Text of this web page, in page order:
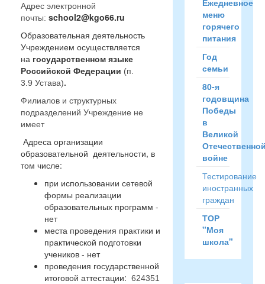
Адрес электронной
почты: school2@kgo66.ru
Образовательная деятельность
Учреждением осуществляется
на государственном языке
Российской Федерации (п.
3.9 Устава).
Филиалов и структурных
подразделений Учреждение не
имеет
Адреса организации
образовательной деятельности, в
том числе:
при использовании сетевой
формы реализации
образовательных программ -
нет
места проведения практики и
практической подготовки
учеников - нет
проведения государственной
итоговой аттестации: 624351
Ежедневное
меню
горячего
питания
Год
семьи
80-я
годовщина
Победы
в
Великой
войне
Тестирование
иностранных
граждан
ТОР
"Моя
школа"